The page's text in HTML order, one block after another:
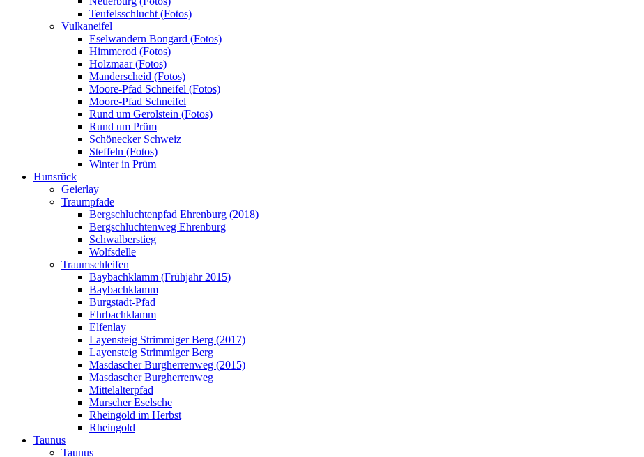
Teufelsschlucht (Fotos)
Vulkaneifel
Eselwandern Bongard (Fotos)
Himmerod (Fotos)
Holzmaar (Fotos)
Manderscheid (Fotos)
Moore-Pfad Schneifel (Fotos)
Moore-Pfad Schneifel
Rund um Gerolstein (Fotos)
Rund um Prüm
Schönecker Schweiz
Steffeln (Fotos)
Winter in Prüm
Hunsrück
Geierlay
Traumpfade
Bergschluchtenpfad Ehrenburg (2018)
Bergschluchtenweg Ehrenburg
Schwalberstieg
Wolfsdelle
Traumschleifen
Baybachklamm (Frühjahr 2015)
Baybachklamm
Burgstadt-Pfad
Ehrbachklamm
Elfenlay
Layensteig Strimmiger Berg (2017)
Layensteig Strimmiger Berg
Masdascher Burgherrenweg (2015)
Masdascher Burgherrenweg
Mittelalterpfad
Murscher Eselsche
Rheingold im Herbst
Rheingold
Taunus
Taunus